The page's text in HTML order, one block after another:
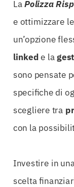
LaPolizza
e ottimizzare
un’opzione
linkede la
sono pensate
specifiche di
scegliere tra
con la
Investire in
scelta